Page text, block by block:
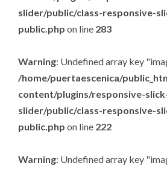
slider/public/class-responsive-
public.php on line 283
Warning: Undefined array key
/home/puertaescenica/
content/plugins/responsive-
slider/public/class-responsive-
public.php on line 222
Warning: Undefined array key